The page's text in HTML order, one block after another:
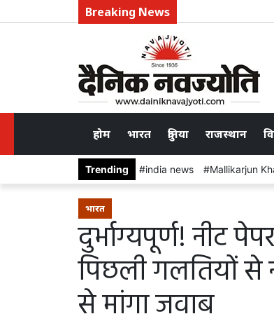
Breaking News
होम भारत दुनिया राजस्थान
Trending india news Mallikarjun
भारत
दुर्भाग्यपूर्ण! नीट
पिछली गलतियों से